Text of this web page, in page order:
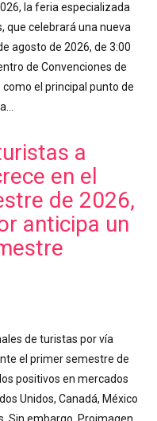
la feria especializada
que celebrará una nueva
agosto de 2026, de 3:00
de Convenciones de
como el principal punto de
a
en el
de 2026,
anticipa un
de turistas por vía
el primer semestre de
positivos en mercados
Unidos, Canadá, México
Sin embargo, Proimagen